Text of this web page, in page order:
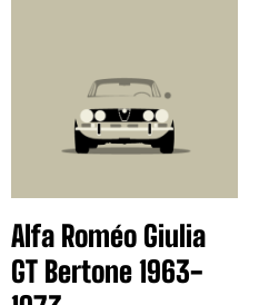
Alfa Roméo Giulia
GT Bertone 1963-